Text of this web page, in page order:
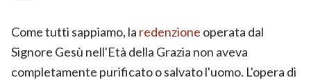
Come tutti sappiamo, la redenzione operata dal
Signore Gesù nell'Età della Grazia non aveva
completamente purificato o salvato l'uomo. L'opera di